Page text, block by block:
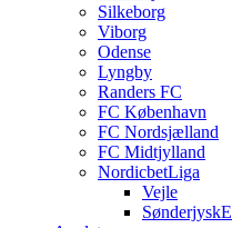
Silkeborg
Viborg
Odense
Lyngby
Randers FC
FC København
FC Nordsjælland
FC Midtjylland
NordicbetLiga
Vejle
SønderjyskE